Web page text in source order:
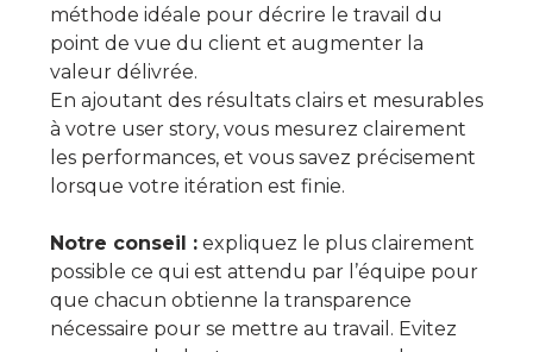
méthode idéale pour décrire le travail du
point de vue du client et augmenter la
valeur délivrée.
En ajoutant des résultats clairs et mesurables
à votre user story, vous mesurez clairement
les performances, et vous savez précisement
lorsque votre itération est finie.
Notre conseil : expliquez le plus clairement
possible ce qui est attendu par l’équipe pour
que chacun obtienne la transparence
nécessaire pour se mettre au travail. Evitez